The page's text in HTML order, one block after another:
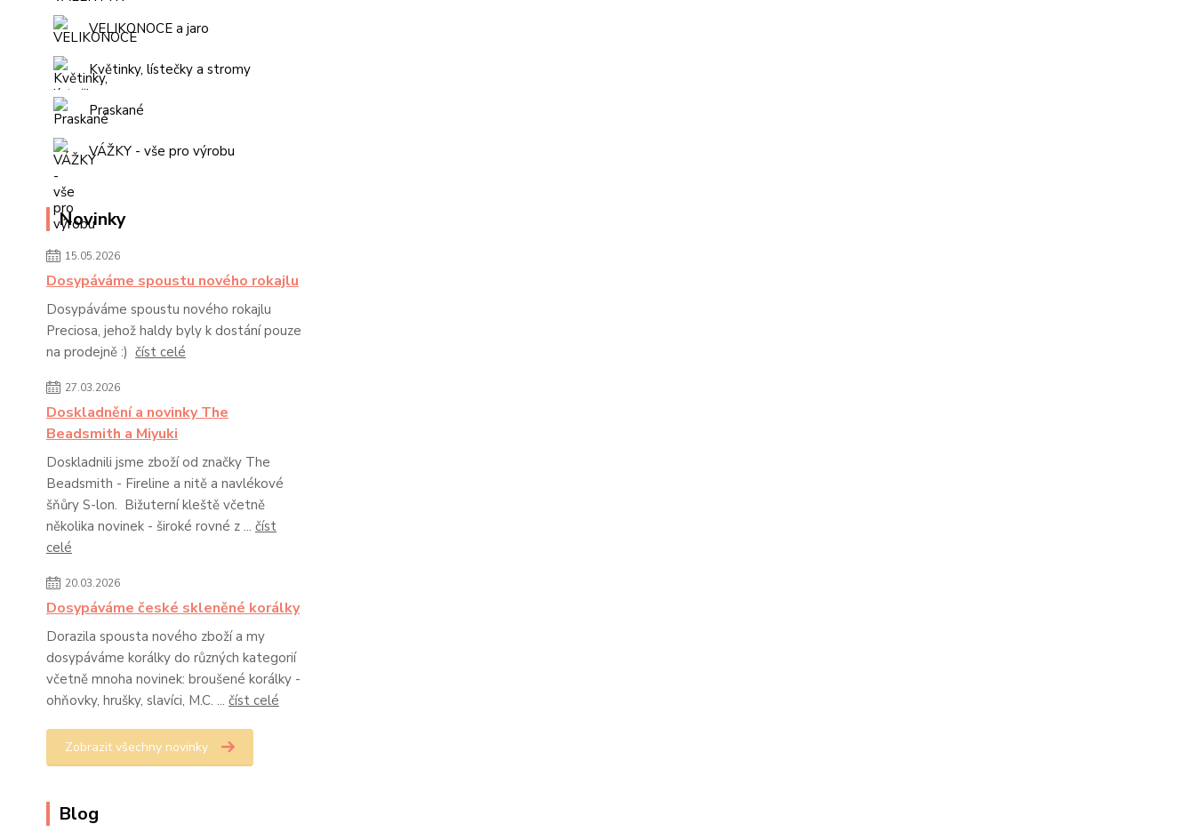
VELIKONOCE a jaro
Květinky, lístečky a stromy
Praskané
VÁŽKY - vše pro výrobu
Novinky
15.05.2026
Dosypáváme spoustu nového rokajlu
Dosypáváme spoustu nového rokajlu
Preciosa, jehož haldy byly k dostání pouze
na prodejně :) číst celé
27.03.2026
Doskladnění a novinky The
Beadsmith a Miyuki
Doskladnili jsme zboží od značky The
Beadsmith - Fireline a nitě a navlékové
šňůry S-lon. Bižuterní kleště včetně
několika novinek - široké rovné z ... číst
celé
20.03.2026
Dosypáváme české skleněné korálky
Dorazila spousta nového zboží a my
dosypáváme korálky do různých kategorií
včetně mnoha novinek: broušené korálky -
ohňovky, hrušky, slavíci, M.C. ... číst celé
Zobrazit všechny novinky
Blog